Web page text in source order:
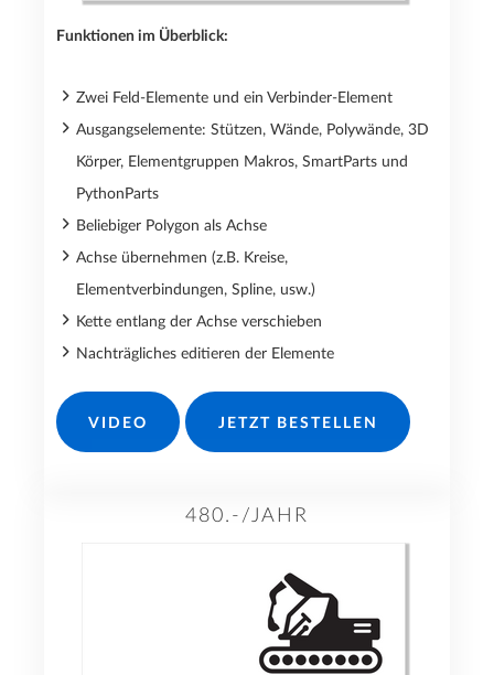
Funktionen im Überblick:
Zwei Feld-Elemente und ein Verbinder-Element
Ausgangselemente: Stützen, Wände, Polywände, 3D
Körper, Elementgruppen Makros, SmartParts und
PythonParts
Beliebiger Polygon als Achse
Achse übernehmen (z.B. Kreise,
Elementverbindungen, Spline, usw.)
Kette entlang der Achse verschieben
Nachträgliches editieren der Elemente
VIDEO JETZT BESTELLEN
480.-/JAHR